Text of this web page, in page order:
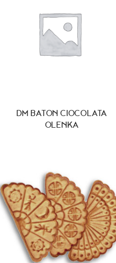
DM BATON CIOCOLATA
OLENKA